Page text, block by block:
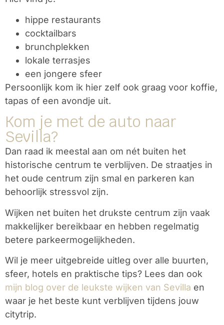
hippe restaurants
cocktailbars
brunchplekken
lokale terrasjes
een jongere sfeer
Persoonlijk kom ik hier zelf ook graag voor koffie,
tapas of een avondje uit.
Kom je met de auto naar
Sevilla?
Dan raad ik meestal aan om nét buiten het
historische centrum te verblijven. De straatjes in
het oude centrum zijn smal en parkeren kan
behoorlijk stressvol zijn.
Wijken net buiten het drukste centrum zijn vaak
makkelijker bereikbaar en hebben regelmatig
betere parkeermogelijkheden.
Wil je meer uitgebreide uitleg over alle buurten,
sfeer, hotels en praktische tips? Lees dan ook
mijn blog over de leukste wijken van Sevilla en
waar je het beste kunt verblijven tijdens jouw
citytrip.